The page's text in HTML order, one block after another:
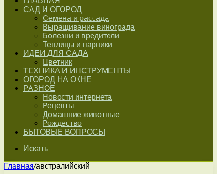
САД И ОГОРОД
Семена и рассада
Выращивание винограда
Болезни и вредители
Теплицы и парники
ИДЕИ ДЛЯ САДА
Цветник
ТЕХНИКА И ИНСТРУМЕНТЫ
ОГОРОД НА ОКНЕ
РАЗНОЕ
Новости интернета
Рецепты
Домашние животные
Рождество
БЫТОВЫЕ ВОПРОСЫ
Искать
Главная/австралийский